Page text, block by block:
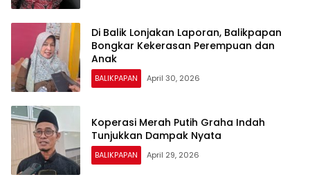
Di Balik Lonjakan Laporan, Balikpapan
Bongkar Kekerasan Perempuan dan
Anak
BALIKPAPAN April 30, 2026
Koperasi Merah Putih Graha Indah
Tunjukkan Dampak Nyata
BALIKPAPAN April 29, 2026